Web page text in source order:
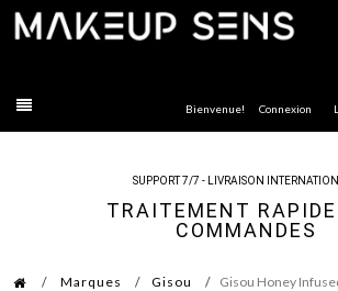
Bienvenue! Connexion
SUPPORT 7/7 - LIVRAISON
TRAITEMENT RAPIDE
COMMANDES
Marques Gisou
Gisou Honey